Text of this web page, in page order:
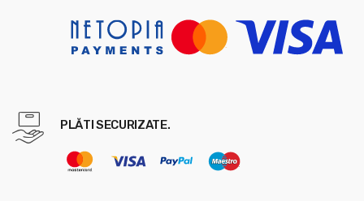
PLĂTI SECURIZATE.